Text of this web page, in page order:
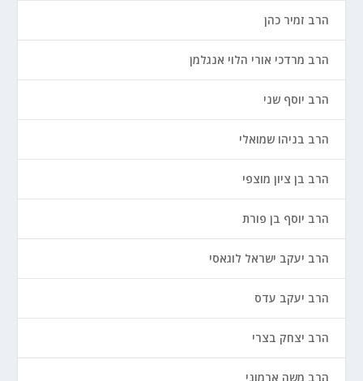
הרב זמיר כהן
הרב מרדכי אורי הלוי אנגלמן
הרב יוסף שני
הרב בניהו שמואלי
הרב בן ציון מוצפי
הרב יוסף בן פורת
הרב יעקב ישראל לוגאסי
הרב יעקב עדס
הרב יצחק בצרי
הרב משה ארמוני